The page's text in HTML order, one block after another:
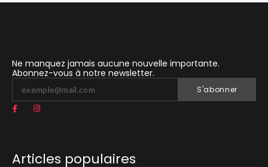
Ne manquez jamais aucune nouvelle importante.
Abonnez-vous à notre newsletter.
S'abonner
Articles populaires